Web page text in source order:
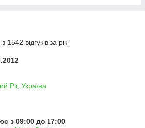
1542 відгуків за рік
Ріг, Україна
з 09:00 до 17:00